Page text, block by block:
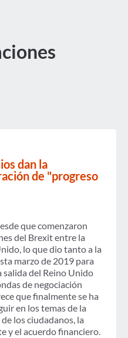
dan la
de "progreso
que comenzaron
del Brexit entre la
lo que dio tanto a la
marzo de 2019 para
salida del Reino Unido
de negociación
que finalmente se ha
en los temas de la
los ciudadanos, la
y el acuerdo financiero.